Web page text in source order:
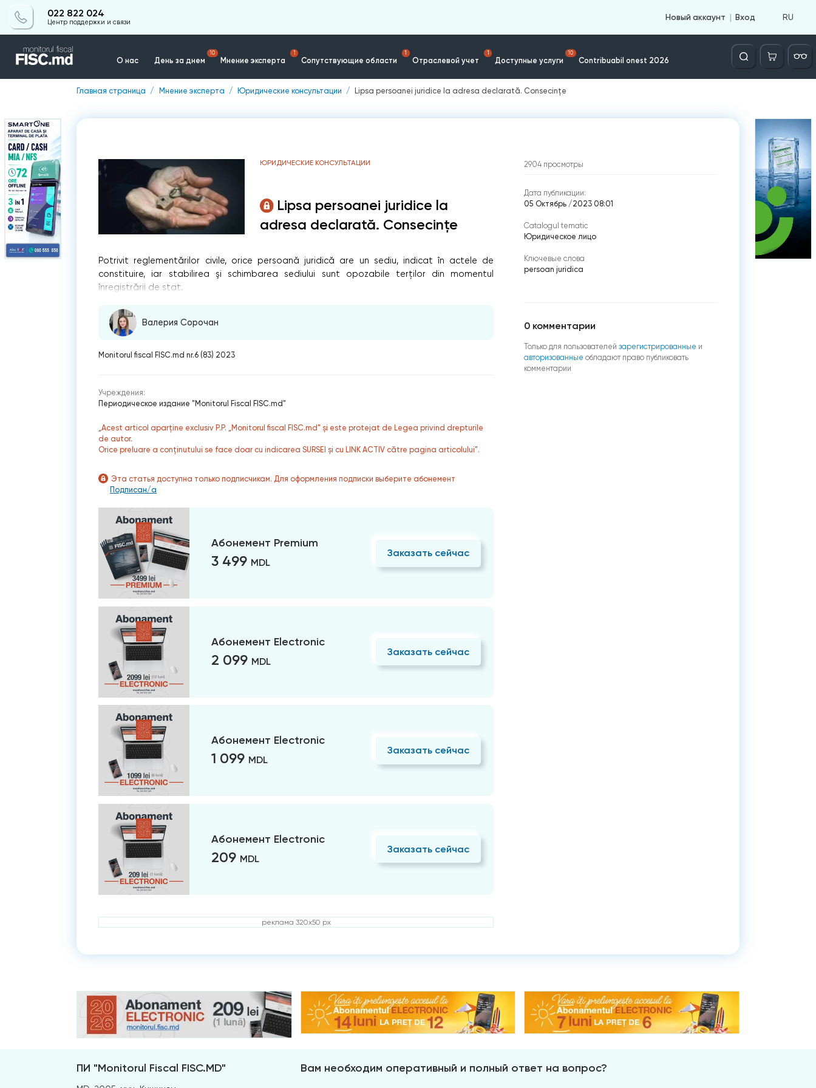
022 822 024
Центр поддержки и связи
Новый аккаунт Вход RU
О нас День за днем
10
Мнение эксперта
1
Сопутствующие области
1
Отраслевой учет
1
Доступные услуги
10
Contribuabil onest 2026
Căutare
Главная страница Мнение эксперта Юридические консультации Lipsa persoanei juridice la adresa declarată. Consecințe
ЮРИДИЧЕСКИЕ КОНСУЛЬТАЦИИ
Lipsa persoanei juridice la
adresa declarată. Consecințe
Potrivit reglementărilor civile, orice persoană juridică are un sediu, indicat în actele de
constituire, iar stabilirea şi schimbarea sediului sunt opozabile terţilor din momentul
înregistrării de stat.
Валерия Сорочан
Monitorul fiscal FISC.md nr.6 (83) 2023
Учреждения:
Периодическое издание "Monitorul Fiscal FISC.md"
„Acest articol aparține exclusiv P.P. „Monitorul fiscal FISC.md” și este protejat de Legea privind drepturile
de autor.
Orice preluare a conținutului se face doar cu indicarea SURSEI și cu LINK ACTIV către pagina articolului”.
Эта статья доступна только подписчикам. Для оформления подписки выберите абонемент
Подписан/а
Абонемент Premium
3 499 MDL
Заказать сейчас
Абонемент Electronic
2 099 MDL
Заказать сейчас
Абонемент Electronic
1 099 MDL
Заказать сейчас
Абонемент Electronic
209 MDL
Заказать сейчас
реклама 320x50 px
2904 просмотры
Дата публикации:
05 Октябрь /2023 08:01
Catalogul tematic
Юридическое лицо
Ключевые слова
persoan juridica
0 комментарии
Только для пользователей зарегистрированные и
авторизованные обладают право публиковать
комментарии
ПИ "Monitorul Fiscal FISC.MD" Вам необходим оперативный и полный ответ на вопрос?